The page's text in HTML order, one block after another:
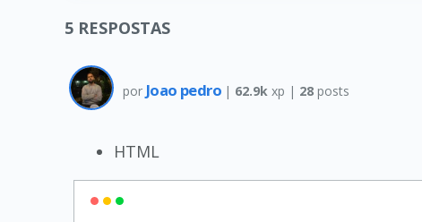
5 RESPOSTAS
por Joao pedro | 62.9k xp | 28 posts
HTML